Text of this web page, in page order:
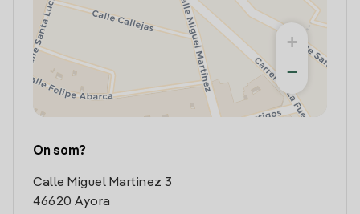
+
−
On som?
Calle Miguel Martinez 3
46620 Ayora